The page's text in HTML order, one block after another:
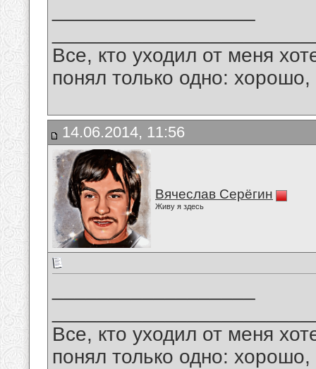
Все, кто уходил от меня
понял только одно:
14.06.2014, 11:56
Вячеслав Серёгин
Живу я здесь
Все, кто уходил от меня
понял только одно: